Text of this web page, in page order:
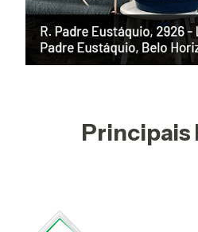
Principais